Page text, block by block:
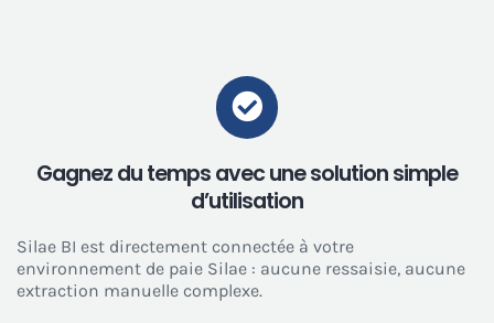
Gagnez du temps avec une solution simple
d’utilisation
Silae BI est directement connectée à votre
environnement de paie Silae : aucune ressaisie, aucune
extraction manuelle complexe.